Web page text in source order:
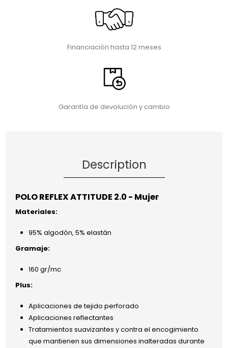
Financiación hasta 12 meses
Garantía de devolución y cambio
Description
POLO REFLEX ATTITUDE 2.0 - Mujer
Materiales:
95% algodón, 5% elastán
Gramaje:
160 gr/mc
Plus:
Aplicaciones de tejido perforado
Aplicaciones reflectantes
Tratamientos suavizantes y contra el encogimiento
que mantienen sus dimensiones inalteradas durante